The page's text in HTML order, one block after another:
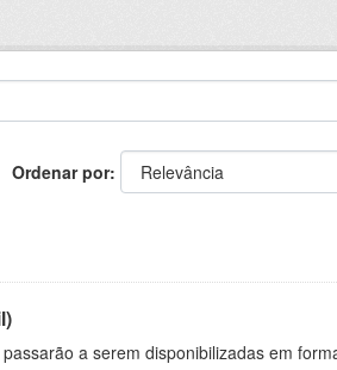
Ordenar por
a serem disponibilizadas em